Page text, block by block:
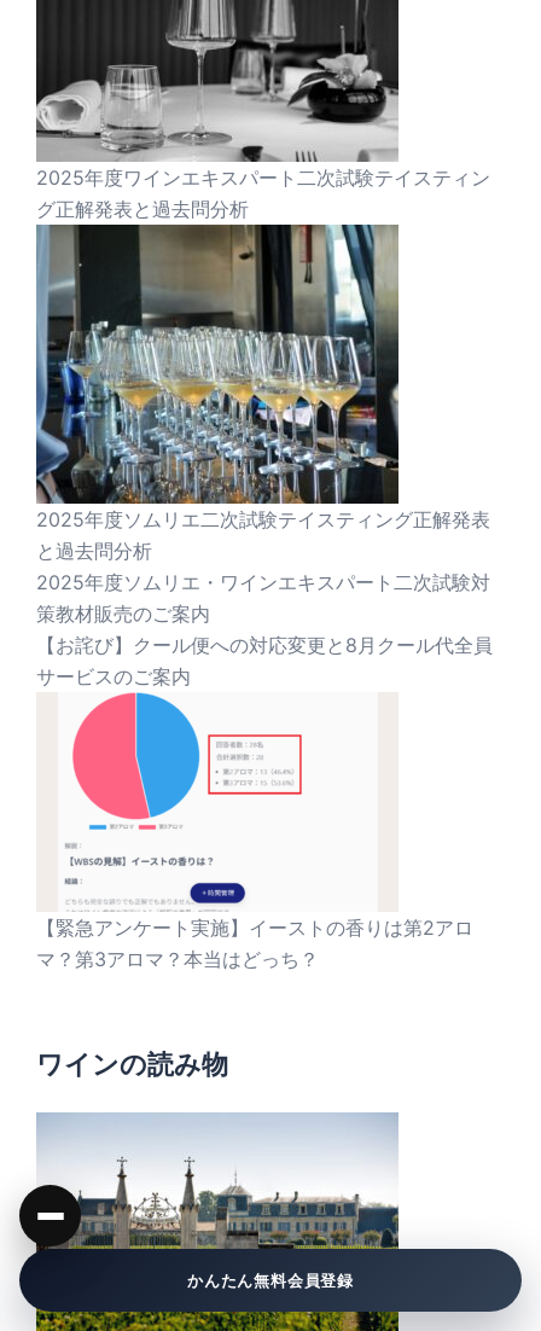
2025年度ワインエキスパート二次試験テイスティン
グ正解発表と過去問分析
2025年度ソムリエ二次試験テイスティング正解発表
と過去問分析
2025年度ソムリエ・ワインエキスパート二次試験対
策教材販売のご案内
【お詫び】クール便への対応変更と8月クール代全員
サービスのご案内
【緊急アンケート実施】イーストの香りは第2アロ
マ？第3アロマ？本当はどっち？
ワインの読み物
かんたん無料会員登録